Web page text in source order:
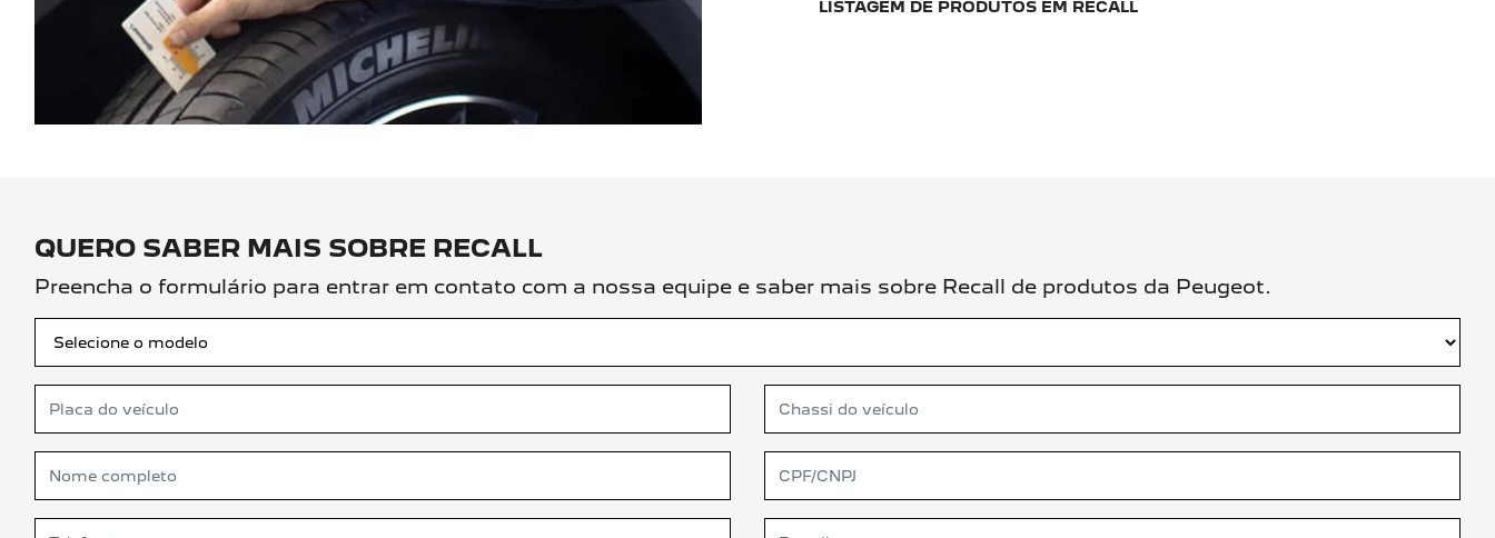
LISTAGEM DE PRODUTOS EM RECALL
QUERO SABER MAIS SOBRE RECALL
Preencha o formulário para entrar em contato com a nossa equipe e saber mais sobre Recall de produtos da Peugeot.